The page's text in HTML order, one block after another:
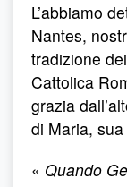
L’abbiamo
Nantes,
tradizione
Cattolica
grazia
di Maria,
« Quando